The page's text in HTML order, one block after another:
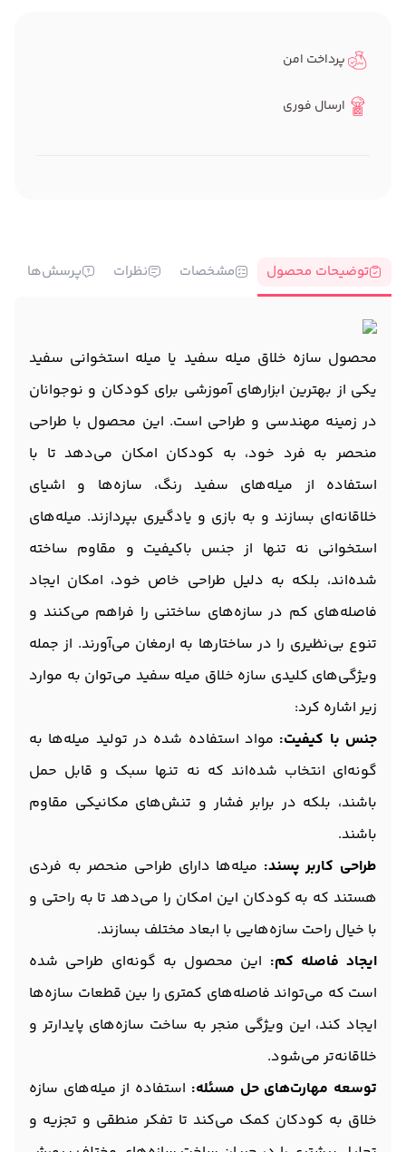
پرداخت امن
ارسال فوری
توضیحات محصول مشخصات نظرات پرسش‌ها
محصول سازه خلاق میله سفید یا میله استخوانی سفید
یکی از بهترین ابزارهای آموزشی برای کودکان و نوجوانان
در زمینه مهندسی و طراحی است. این محصول با طراحی
منحصر به فرد خود، به کودکان امکان می‌دهد تا با
استفاده از میله‌های سفید رنگ، سازه‌ها و اشیای
خلاقانه‌ای بسازند و به بازی و یادگیری بپردازند. میله‌های
استخوانی نه تنها از جنس باکیفیت و مقاوم ساخته
شده‌اند، بلکه به دلیل طراحی خاص خود، امکان ایجاد
فاصله‌های کم در سازه‌های ساختنی را فراهم می‌کنند و
تنوع بی‌نظیری را در ساختارها به ارمغان می‌آورند. از جمله
ویژگی‌های کلیدی سازه خلاق میله سفید می‌توان به موارد
زیر اشاره کرد:
جنس با کیفیت: مواد استفاده شده در تولید میله‌ها به
گونه‌ای انتخاب شده‌اند که نه تنها سبک و قابل حمل
باشند، بلکه در برابر فشار و تنش‌های مکانیکی مقاوم
باشند.
طراحی کاربر پسند: میله‌ها دارای طراحی منحصر به فردی
هستند که به کودکان این امکان را می‌دهد تا به راحتی و
با خیال راحت سازه‌هایی با ابعاد مختلف بسازند.
ایجاد فاصله کم: این محصول به گونه‌ای طراحی شده
است که می‌تواند فاصله‌های کمتری را بین قطعات سازه‌ها
ایجاد کند، این ویژگی منجر به ساخت سازه‌های پایدارتر و
خلاقانه‌تر می‌شود.
توسعه مهارت‌های حل مسئله: استفاده از میله‌های سازه
خلاق به کودکان کمک می‌کند تا تفکر منطقی و تجزیه و